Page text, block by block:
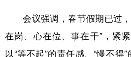
会议强调，春节假期已过，
在岗、心在位、事在干”，紧
以“等不起”的责任感、“慢不得